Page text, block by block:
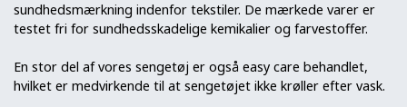
sundhedsmærkning indenfor tekstiler. De mærkede varer er
testet fri for sundhedsskadelige kemikalier og farvestoffer.
En stor del af vores sengetøj er også easy care behandlet,
hvilket er medvirkende til at sengetøjet ikke krøller efter vask.